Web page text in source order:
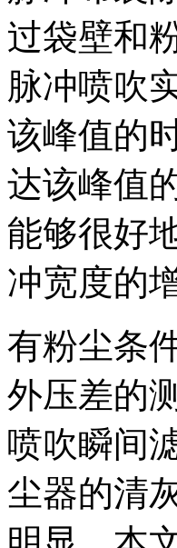
过袋壁和
脉冲喷吹
该峰值的
达该峰值
能够很好
冲宽度的
有粉尘条
外压差的
喷吹瞬间
尘器的清